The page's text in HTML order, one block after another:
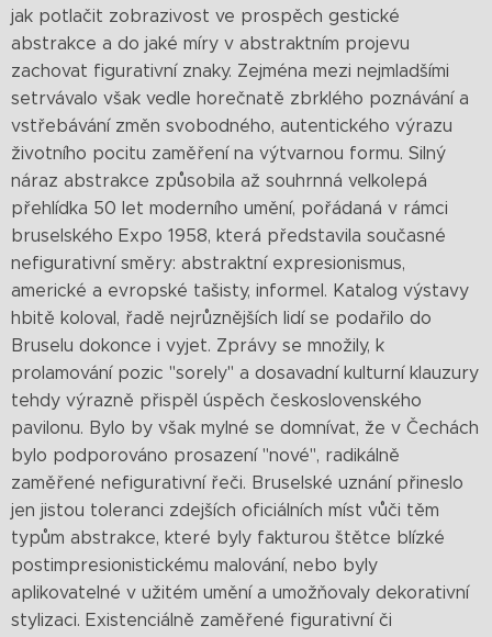
jak potlačit zobrazivost ve prospěch gestické
abstrakce a do jaké míry v abstraktním projevu
zachovat figurativní znaky. Zejména mezi nejmladšími
setrvávalo však vedle horečnatě zbrklého poznávání a
vstřebávání změn svobodného, autentického výrazu
životního pocitu zaměření na výtvarnou formu. Silný
náraz abstrakce způsobila až souhrnná velkolepá
přehlídka 50 let moderního umění, pořádaná v rámci
bruselského Expo 1958, která představila současné
nefigurativní směry: abstraktní expresionismus,
americké a evropské tašisty, informel. Katalog výstavy
hbitě koloval, řadě nejrůznějších lidí se podařilo do
Bruselu dokonce i vyjet. Zprávy se množily, k
prolamování pozic "sorely" a dosavadní kulturní klauzury
tehdy výrazně přispěl úspěch československého
pavilonu. Bylo by však mylné se domnívat, že v Čechách
bylo podporováno prosazení "nové", radikálně
zaměřené nefigurativní řeči. Bruselské uznání přineslo
jen jistou toleranci zdejších oficiálních míst vůči těm
typům abstrakce, které byly fakturou štětce blízké
postimpresionistickému malování, nebo byly
aplikovatelné v užitém umění a umožňovaly dekorativní
stylizaci. Existenciálně zaměřené figurativní či